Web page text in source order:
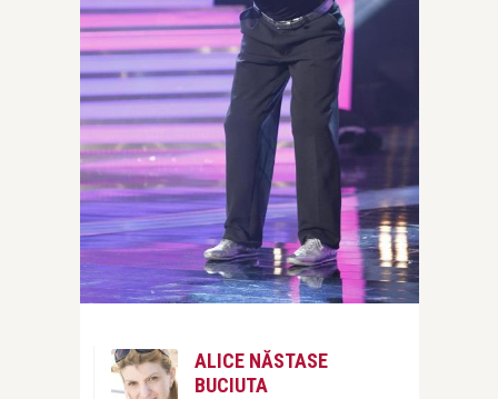
ALICE NĂSTASE
BUCIUTA